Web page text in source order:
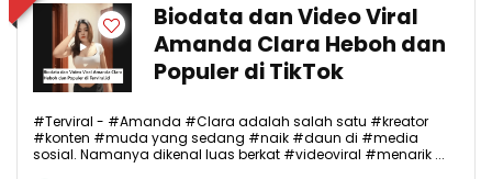
Biodata dan Video Viral
Amanda Clara Heboh dan
Populer di TikTok
#Terviral - #Amanda #Clara adalah salah satu #kreator
#konten #muda yang sedang #naik #daun di #media
sosial. Namanya dikenal luas berkat #videoviral #menarik ...